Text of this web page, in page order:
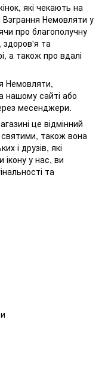
які чекають на
Взграння Немовляти у
про благополучну
здоров'я та
а також про вдалі
Немовляти,
нашому сайті або
месенджери.
це відмінний
святими, також вона
і друзів, які
ікону у нас, ви
та